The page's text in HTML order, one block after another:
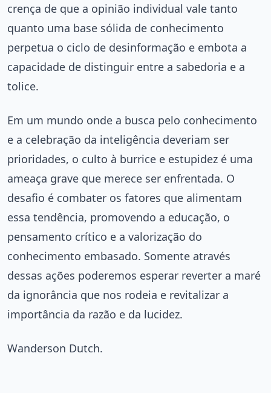
crença de que a opinião individual vale tanto
quanto uma base sólida de conhecimento
perpetua o ciclo de desinformação e embota a
capacidade de distinguir entre a sabedoria e a
tolice.
Em um mundo onde a busca pelo conhecimento
e a celebração da inteligência deveriam ser
prioridades, o culto à burrice e estupidez é uma
ameaça grave que merece ser enfrentada. O
desafio é combater os fatores que alimentam
essa tendência, promovendo a educação, o
pensamento crítico e a valorização do
conhecimento embasado. Somente através
dessas ações poderemos esperar reverter a maré
da ignorância que nos rodeia e revitalizar a
importância da razão e da lucidez.
Wanderson Dutch.